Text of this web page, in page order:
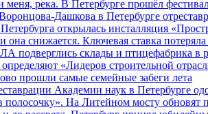
меня, река. В Петербурге прошёл
Дашкова в Петербурге
открылась инсталляция
она снижается. Ключевая ставка
подверглись склады и птицефабрика в
«Лидеров строительной
прошли самые семейные забеги лета
Академии наук в Петербурге
полосочку». На Литейном мосту обновят